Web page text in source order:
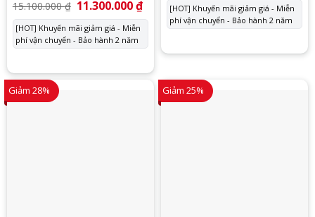
15.100.000₫ Giá
gốc
là:
15.100.000 ₫.
11.300.000₫Giá
tại
[HOT] Khuyến mãi giảm giá - Miễn
phí vận chuyển - Bảo hành 2 năm
là:
14.900.000 ₫.
tại
[HOT] Khuyến mãi giảm giá - Miễn
phí vận chuyển - Bảo hành 2 năm
Giảm 28% Giảm 25%